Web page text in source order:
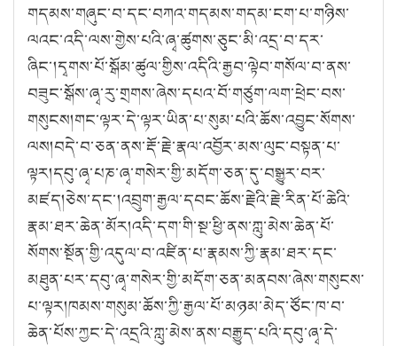
གདམས་གཞུང་བ་དང་བཀའ་གདམས་གདམ་ངག་པ་གཉིས་
ལའང་འདི་ལས་གྱེས་པའི་ཞྭ་ཚུགས་ཅུང་མི་འདྲ་བ་དར་
ཞིང་།དྭགས་པོ་སྒོམ་ཚུལ་གྱིས་འདིའི་རྒྱབ་ལྟེབ་གསོལ་བ་ནས་
བཟུང་སྒོས་ཞྭ་རུ་གྲགས་ཞེས་དཔའ་བོ་གཙུག་ལག་ཕྲེང་བས་
གསུངས།གང་ལྟར་དེ་ལྟར་ཡིན་པ་སུམ་པའི་ཆོས་འབྱུང་སོགས་
ལས།བདེ་བ་ཅན་ནས་རྡོ་རྗེ་རྣལ་འབྱོར་མས་ལུང་བསྟན་པ་
ལྟར།དབུ་ཞྭ་པཎ་ཞྭ་གསེར་གྱི་མདོག་ཅན་དུ་བསྒྱུར་བར་
མཛད།ཅེས་དང་།འབྲུག་རྒྱལ་དབང་ཆོས་རྗེའི་རྗེ་རིན་པོ་ཆེའི་
རྣམ་ཐར་ཆེན་མོར།འདི་དག་གི་སྔ་ཕྱི་ནས་ཀླུ་མེས་ཆེན་པོ་
སོགས་སྔོན་གྱི་འདུལ་བ་འཛིན་པ་རྣམས་ཀྱི་རྣམ་ཐར་དང་
མཐུན་པར་དབུ་ཞྭ་གསེར་གྱི་མདོག་ཅན་མནབས་ཞེས་གསུངས་
པ་ལྟར།ཁམས་གསུམ་ཆོས་ཀྱི་རྒྱལ་པོ་མཉམ་མེད་ཙོང་ཁ་བ་
ཆེན་པོས་ཀྱང་དེ་འདྲའི་ཀླུ་མེས་ནས་བརྒྱུད་པའི་དབུ་ཞྭ་དེ་